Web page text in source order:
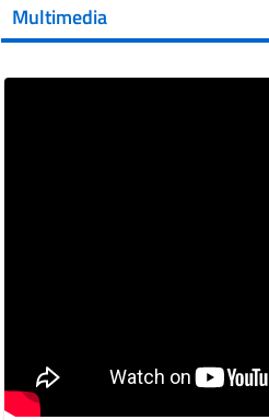
Multimedia